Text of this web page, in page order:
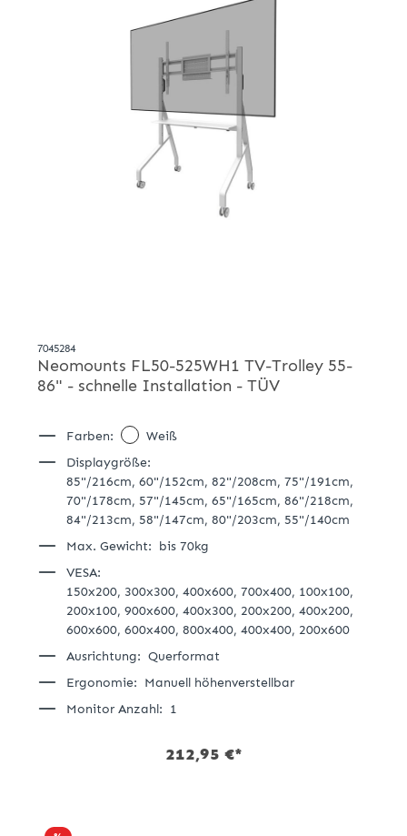
7045284
Neomounts FL50-525WH1 TV-Trolley 55-
86" - schnelle Installation - TÜV
Farben:
Weiß
Displaygröße:
85"/216cm, 60"/152cm, 82"/208cm, 75"/191cm,
70"/178cm, 57"/145cm, 65"/165cm, 86"/218cm,
84"/213cm, 58"/147cm, 80"/203cm, 55"/140cm
Max. Gewicht: bis 70kg
VESA:
150x200, 300x300, 400x600, 700x400, 100x100,
200x100, 900x600, 400x300, 200x200, 400x200,
600x600, 600x400, 800x400, 400x400, 200x600
Ausrichtung: Querformat
Ergonomie: Manuell höhenverstellbar
Monitor Anzahl: 1
212,95 €*